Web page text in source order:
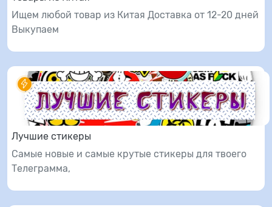
Ищем любой товар из Китая Доставка от 12-20 дней
Выкупаем
Лучшие стикеры
Самые новые и самые крутые стикеры для твоего
Телеграмма,